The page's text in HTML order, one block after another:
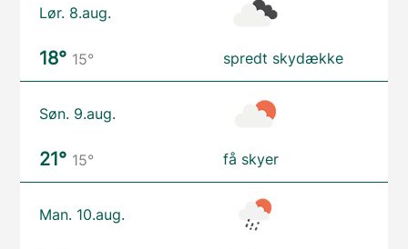
Lør. 8.aug.
18° 15° spredt skydække
Søn. 9.aug.
21° 15° få skyer
Man. 10.aug.